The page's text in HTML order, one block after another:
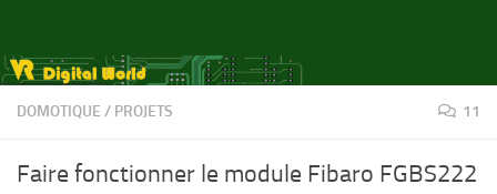
DOMOTIQUE / PROJETS 11
Faire fonctionner le module Fibaro FGBS222